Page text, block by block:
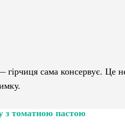
гірчиця сама консервує. Це
з томатною пастою